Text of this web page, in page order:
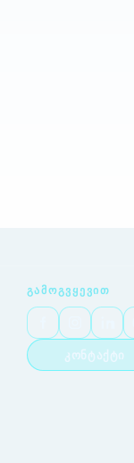
ᲒᲐᲛᲝᲒᲕᲧᲔᲕᲘᲗ
კონტაქტი